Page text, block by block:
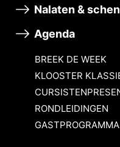
Nalaten &
Agenda
BREEK DE WEEK
KLOOSTER
RONDLEIDINGEN
GASTPROGRAMMA